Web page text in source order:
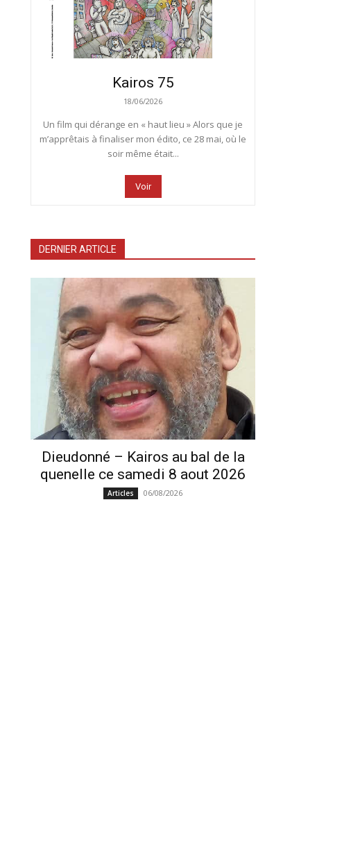
Kairos 75
18/06/2026
Un film qui dérange en « haut lieu » Alors que je
m’apprêtais à finaliser mon édito, ce 28 mai, où le
soir même était...
Voir
DERNIER ARTICLE
Dieudonné – Kairos au bal de la
quenelle ce samedi 8 aout 2026
Articles 06/08/2026